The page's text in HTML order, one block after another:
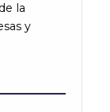
la
y